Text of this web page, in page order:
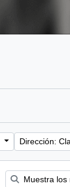
Dirección:
Muestra los